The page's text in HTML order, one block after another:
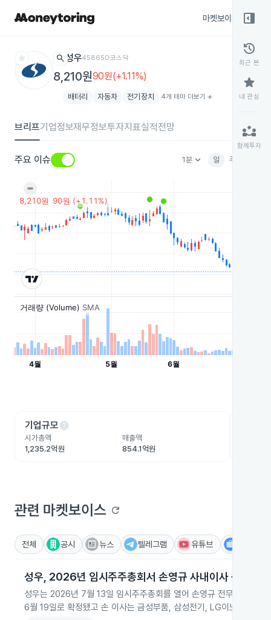
마켓보이스
star search 성우458650코스닥
8,210원90원(+1.11%)
배터리 자동차 전기장치 4개 테마 더보기 add
브리프기업정보재무정보투자지표실적전망
주요 이슈 1분keyboard_arrow_down 일 주
기업규모help
시가총액
1,235.2억원
매출액
854.1억원
관련 마켓보이스 refresh
전체 공시 뉴스 텔레그램 유튜브
성우, 2026년 임시주주총회서 손영규 사내이사 선임
성우는 2026년 7월 13일 임시주주총회를 열어 손영규 전무이사의
6월 19일로 확정됐고 손 이사는 금성부품, 삼성전기, LG이노텍 경력
right_panel_open
history
최근 본
star
내 관심
partner_exchange
함께투자